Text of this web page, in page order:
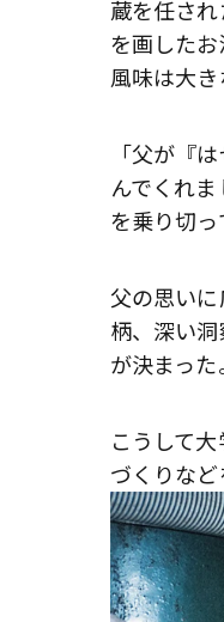
蔵を任さ
を画した
風味は大き
「父が『
んでくれ
を乗り切
父の思い
柄、深い
が決まった
こうして
づくりなど